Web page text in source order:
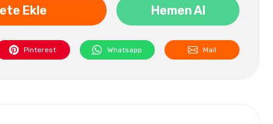
Ekle Hemen Al
Pinterest Whatsapp Mail